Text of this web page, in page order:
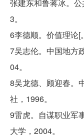
张建东和鲁蒋冰。
3。
6李德顺。价值理论[
7吴志伦。中国地方
04。
8吴龙德、顾迎春。
社，1996。
9雷虎。自谋职业军
大学，2004。